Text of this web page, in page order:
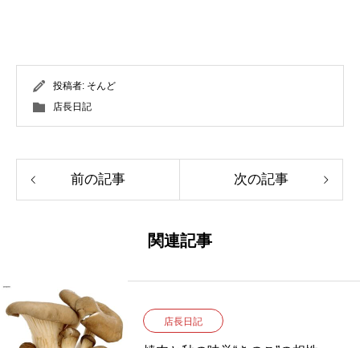
投稿者: そんど
店長日記
前の記事 次の記事
関連記事
店長日記